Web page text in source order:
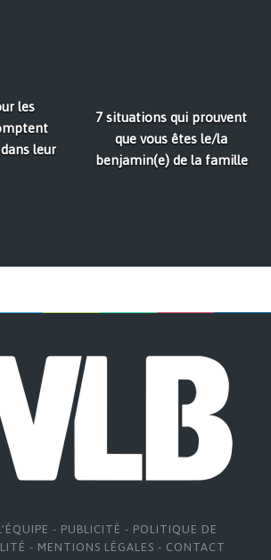
les
leur
7 situations qui prouvent
que vous êtes le/la
benjamin(e) de la famille
- PUBLICITÉ - POLITIQUE DE
- MENTIONS LÉGALES - CONTACT